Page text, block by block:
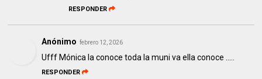
RESPONDER
Anónimo febrero 12, 2026
Ufff Mónica la conoce toda la muni va ella conoce .....
RESPONDER